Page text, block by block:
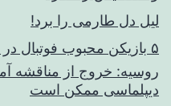
لیل دل طارمی را برد!
۵ بازیکن محبوب فوتبال در شبکه اجتماعی!
روسیه: خروج از مناقشه
دیپلماسی ممکن است